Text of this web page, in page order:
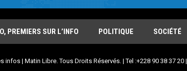
PREMIERS SUR L’INFO POLITIQUE SOCIÉTÉ
infos | Matin Libre. Tous Droits Réservés. | Tel :+228 90 38 37 20 |